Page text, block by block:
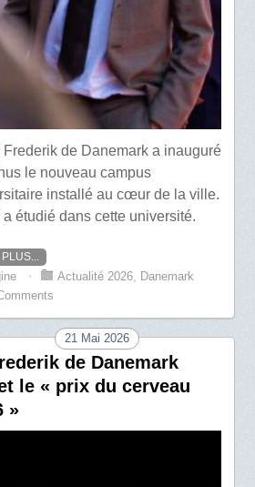
Frederik de Danemark a inauguré
le nouveau campus
installé au cœur de la ville.
a étudié dans cette université.
⋅ Actualité 2026
Danemark
21 Mai 2026
de Danemark
le « prix du cerveau
»